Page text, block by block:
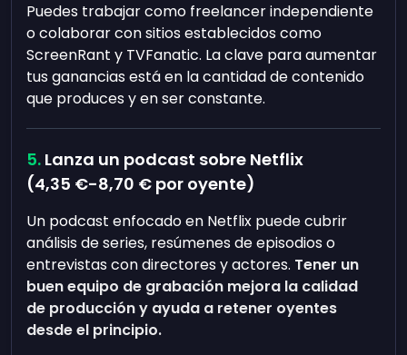
Puedes trabajar como freelancer independiente
o colaborar con sitios establecidos como
ScreenRant y TVFanatic. La clave para aumentar
tus ganancias está en la cantidad de contenido
que produces y en ser constante.
Lanza un podcast sobre Netflix
(4,35 €-8,70 € por oyente)
Un podcast enfocado en Netflix puede cubrir
análisis de series, resúmenes de episodios o
entrevistas con directores y actores. Tener un
buen equipo de grabación mejora la calidad
de producción y ayuda a retener oyentes
desde el principio.